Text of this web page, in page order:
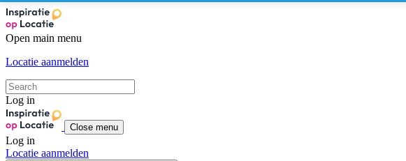
Open main menu
Locatie aanmelden
Log in
Close menu
Log in
Locatie aanmelden